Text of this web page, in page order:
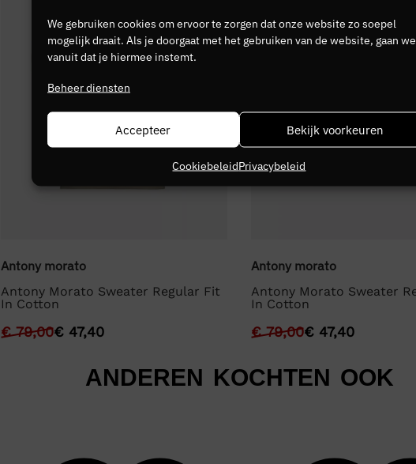
We gebruiken cookies om ervoor te zorgen dat onze website zo soepel
mogelijk draait. Als je doorgaat met het gebruiken van de website, gaan
vanuit dat je hiermee instemt.
Beheer diensten
Accepteer Bekijk voorkeuren
CookiebeleidPrivacybeleid
Antony morato
Antony Morato Sweater Regular Fit
In Cotton
€79,00€47,40
Antony morato
Antony Morato Sweater
In Cotton
€79,00€ 47,40
ANDEREN KOCHTEN OOK